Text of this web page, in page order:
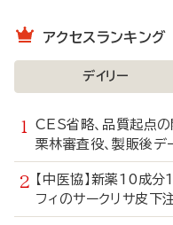
アクセスランキング
デイリー
CES省略、品質起点
栗林審査役、製販後デ
【中医協】新薬10成
フィのサークリサ皮下